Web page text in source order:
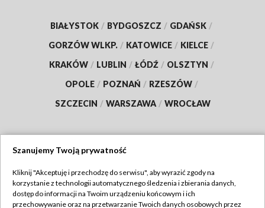
BIAŁYSTOK / BYDGOSZCZ / GDAŃSK /
GORZÓW WLKP. / KATOWICE / KIELCE /
KRAKÓW / LUBLIN / ŁÓDŹ / OLSZTYN /
OPOLE / POZNAŃ / RZESZÓW /
SZCZECIN / WARSZAWA / WROCŁAW
TVP
Abonament TVP
Szanujemy Twoją prywatność
Kliknij "Akceptuję i przechodzę do serwisu", aby wyrazić zgody na
korzystanie z technologii automatycznego śledzenia i zbierania danych,
dostęp do informacji na Twoim urządzeniu końcowym i ich
przechowywanie oraz na przetwarzanie Twoich danych osobowych przez